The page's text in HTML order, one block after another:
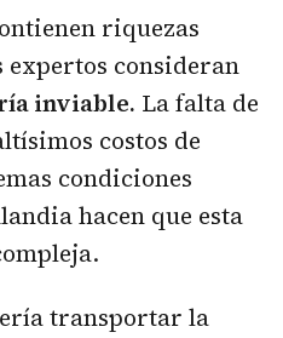
riquezas
consideran
inviable. La falta de
costos de
condiciones
hacen que esta
transportar la